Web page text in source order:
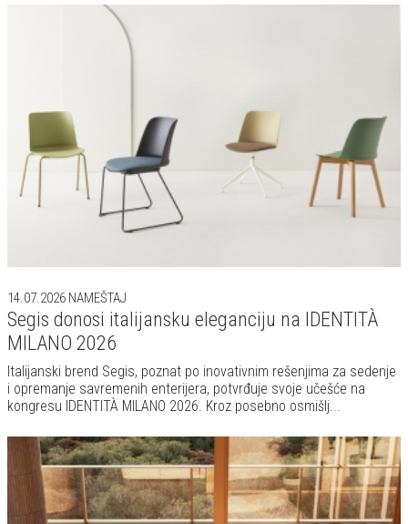
14.07.2026 NAMEŠTAJ
Segis donosi italijansku eleganciju na IDENTITÀ
MILANO 2026
Italijanski brend Segis, poznat po inovativnim rešenjima za sedenje
i opremanje savremenih enterijera, potvrđuje svoje učešće na
kongresu IDENTITÀ MILANO 2026. Kroz posebno osmišlj...